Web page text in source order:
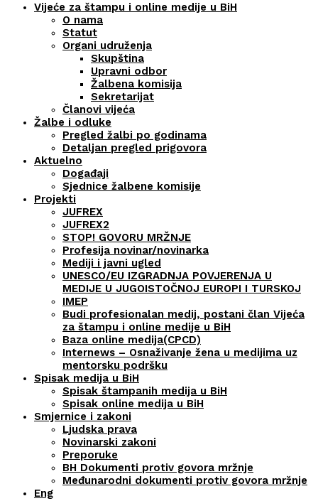
Vijeće za štampu i online medije u BiH
O nama
Statut
Organi udruženja
Skupština
Upravni odbor
Žalbena komisija
Sekretarijat
Članovi vijeća
Žalbe i odluke
Pregled žalbi po godinama
Detaljan pregled prigovora
Aktuelno
Događaji
Sjednice žalbene komisije
Projekti
JUFREX
JUFREX2
STOP! GOVORU MRŽNJE
Profesija novinar/novinarka
Mediji i javni ugled
UNESCO/EU IZGRADNJA POVJERENJA U
MEDIJE U JUGOISTOČNOJ EUROPI I TURSKOJ
IMEP
Budi profesionalan medij, postani član Vijeća
za štampu i online medije u BiH
Baza online medija(CPCD)
Internews – Osnaživanje žena u medijima uz
mentorsku podršku
Spisak medija u BiH
Spisak štampanih medija u BiH
Spisak online medija u BiH
Smjernice i zakoni
Ljudska prava
Novinarski zakoni
Preporuke
BH Dokumenti protiv govora mržnje
Međunarodni dokumenti protiv govora mržnje
Eng